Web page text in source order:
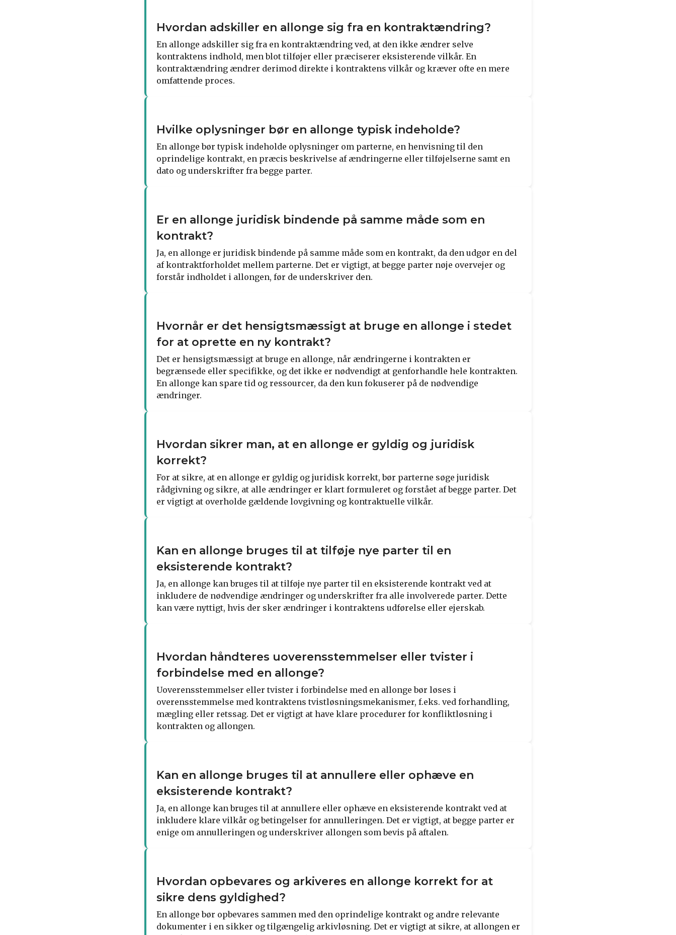
Hvordan adskiller en allonge sig fra en kontraktændring?
En allonge adskiller sig fra en kontraktændring ved, at den ikke ændrer selve
kontraktens indhold, men blot tilføjer eller præciserer eksisterende vilkår. En
kontraktændring ændrer derimod direkte i kontraktens vilkår og kræver ofte en mere
omfattende proces.
Hvilke oplysninger bør en allonge typisk indeholde?
En allonge bør typisk indeholde oplysninger om parterne, en henvisning til den
oprindelige kontrakt, en præcis beskrivelse af ændringerne eller tilføjelserne samt en
dato og underskrifter fra begge parter.
Er en allonge juridisk bindende på samme måde som en
kontrakt?
Ja, en allonge er juridisk bindende på samme måde som en kontrakt, da den udgør en del
af kontraktforholdet mellem parterne. Det er vigtigt, at begge parter nøje overvejer og
forstår indholdet i allongen, før de underskriver den.
Hvornår er det hensigtsmæssigt at bruge en allonge i stedet
for at oprette en ny kontrakt?
Det er hensigtsmæssigt at bruge en allonge, når ændringerne i kontrakten er
begrænsede eller specifikke, og det ikke er nødvendigt at genforhandle hele kontrakten.
En allonge kan spare tid og ressourcer, da den kun fokuserer på de nødvendige
ændringer.
Hvordan sikrer man, at en allonge er gyldig og juridisk
korrekt?
For at sikre, at en allonge er gyldig og juridisk korrekt, bør parterne søge juridisk
rådgivning og sikre, at alle ændringer er klart formuleret og forstået af begge parter. Det
er vigtigt at overholde gældende lovgivning og kontraktuelle vilkår.
Kan en allonge bruges til at tilføje nye parter til en
eksisterende kontrakt?
Ja, en allonge kan bruges til at tilføje nye parter til en eksisterende kontrakt ved at
inkludere de nødvendige ændringer og underskrifter fra alle involverede parter. Dette
kan være nyttigt, hvis der sker ændringer i kontraktens udførelse eller ejerskab.
Hvordan håndteres uoverensstemmelser eller tvister i
forbindelse med en allonge?
Uoverensstemmelser eller tvister i forbindelse med en allonge bør løses i
overensstemmelse med kontraktens tvistløsningsmekanismer, f.eks. ved forhandling,
mægling eller retssag. Det er vigtigt at have klare procedurer for konfliktløsning i
kontrakten og allongen.
Kan en allonge bruges til at annullere eller ophæve en
eksisterende kontrakt?
Ja, en allonge kan bruges til at annullere eller ophæve en eksisterende kontrakt ved at
inkludere klare vilkår og betingelser for annulleringen. Det er vigtigt, at begge parter er
enige om annulleringen og underskriver allongen som bevis på aftalen.
Hvordan opbevares og arkiveres en allonge korrekt for at
sikre dens gyldighed?
En allonge bør opbevares sammen med den oprindelige kontrakt og andre relevante
dokumenter i en sikker og tilgængelig arkivløsning. Det er vigtigt at sikre, at allongen er